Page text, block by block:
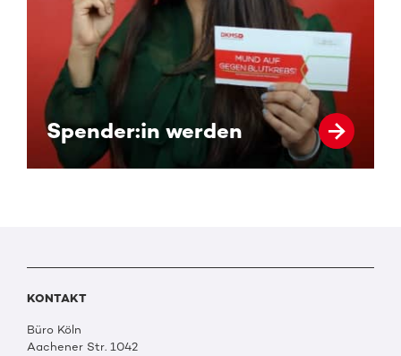
Spender:in werden
KONTAKT
Büro Köln
Aachener Str. 1042